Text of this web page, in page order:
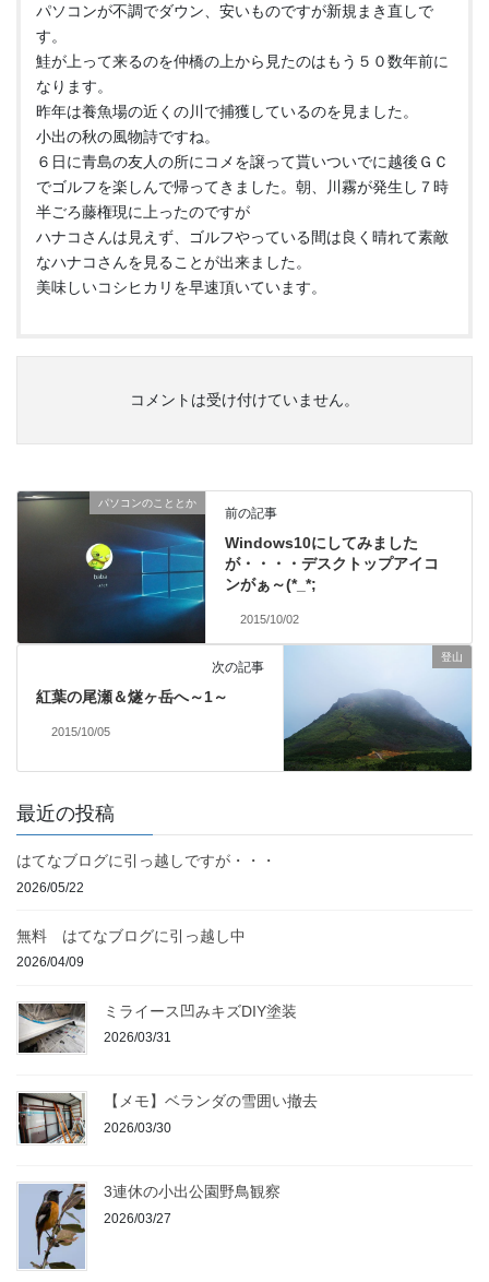
パソコンが不調でダウン、安いものですが新規まき直しで
す。
鮭が上って来るのを仲橋の上から見たのはもう５０数年前に
なります。
昨年は養魚場の近くの川で捕獲しているのを見ました。
小出の秋の風物詩ですね。
６日に青島の友人の所にコメを譲って貰いついでに越後ＧＣ
でゴルフを楽しんで帰ってきました。朝、川霧が発生し７時
半ごろ藤権現に上ったのですが
ハナコさんは見えず、ゴルフやっている間は良く晴れて素敵
なハナコさんを見ることが出来ました。
美味しいコシヒカリを早速頂いています。
コメントは受け付けていません。
パソコンのこととか
前の記事
Windows10にしてみました
が・・・・デスクトップアイコ
ンがぁ～(*_*;
2015/10/02
登山
次の記事
紅葉の尾瀬＆燧ヶ岳へ～1～
2015/10/05
最近の投稿
はてなブログに引っ越しですが・・・
2026/05/22
無料 はてなブログに引っ越し中
2026/04/09
ミライース凹みキズDIY塗装
2026/03/31
【メモ】ベランダの雪囲い撤去
2026/03/30
3連休の小出公園野鳥観察
2026/03/27